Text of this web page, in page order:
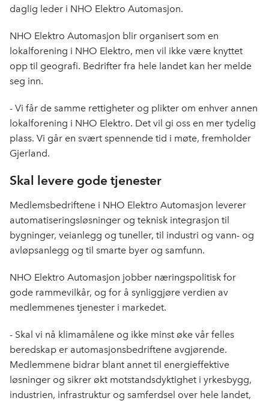
daglig leder i NHO Elektro Automasjon.
NHO Elektro Automasjon blir organisert som en
lokalforening i NHO Elektro, men vil ikke være knyttet
opp til geografi. Bedrifter fra hele landet kan her melde
seg inn.
- Vi får de samme rettigheter og plikter om enhver annen
lokalforening i NHO Elektro. Det vil gi oss en mer tydelig
plass. Vi går en svært spennende tid i møte, fremholder
Gjerland.
Skal levere gode tjenester
Medlemsbedriftene i NHO Elektro Automasjon leverer
automatiseringsløsninger og teknisk integrasjon til
bygninger, veianlegg og tuneller, til industri og vann- og
avløpsanlegg og til smarte byer og samfunn.
NHO Elektro Automasjon jobber næringspolitisk for
gode rammevilkår, og for å synliggjøre verdien av
medlemmenes tjenester i markedet.
- Skal vi nå klimamålene og ikke minst øke vår felles
beredskap er automasjonsbedriftene avgjørende.
Medlemmene bidrar blant annet til energieffektive
løsninger og sikrer økt motstandsdyktighet i yrkesbygg,
industrien, infrastruktur og samferdsel over hele landet,